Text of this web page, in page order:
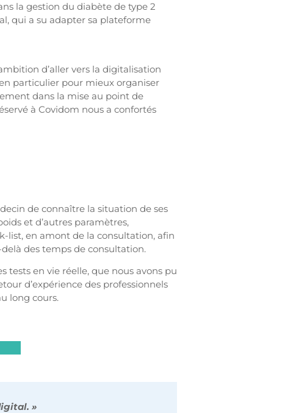
la gestion du diabète de type 2
qui a su adapter sa plateforme
d’aller vers la digitalisation
particulier pour mieux organiser
dans la mise au point de
à Covidom nous a confortés
de connaître la situation de ses
et d’autres paramètres,
list, en amont de la consultation, afin
des temps de consultation.
tests en vie réelle, que nous avons pu
d’expérience des professionnels
long cours.
»